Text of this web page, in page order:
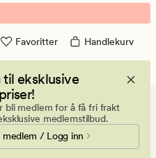
Favoritter Handlekurv
til eksklusive
bli medlem for å få fri frakt
medlemstilbud.
medlem / Logg inn
12
en
4 (12)